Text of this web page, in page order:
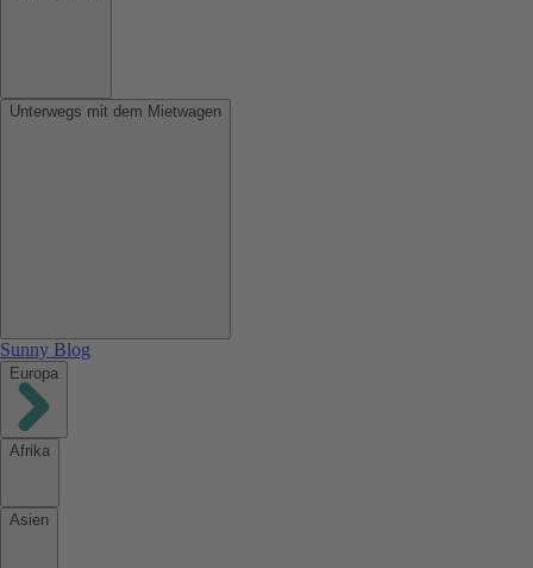
Unterwegs mit dem Mietwagen
Sunny Blog
Europa
Afrika
Asien